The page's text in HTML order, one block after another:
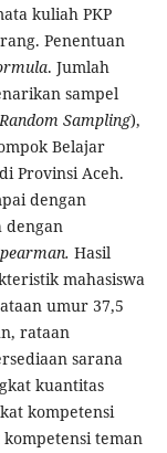
kuliah PKP
Penentuan
. Jumlah
sampel
Sampling),
Belajar
Provinsi Aceh.
dengan
dengan
Hasil
mahasiswa
umur 37,5
rataan
sarana
kuantitas
kompetensi
teman